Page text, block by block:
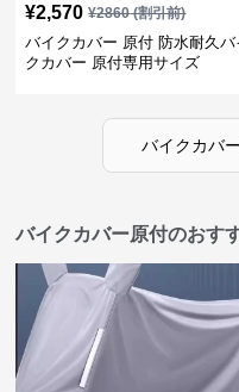
¥2,570 ¥2860(割引前)
バイクカバー 原付 防水耐久バ
クカバー 原付専用サイズ
バイクカバー
バイクカバー原付のおす